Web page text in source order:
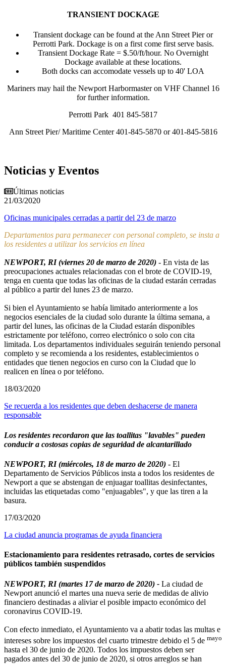
TRANSIENT DOCKAGE
Transient dockage can be found at the Ann Street Pier or
Perrotti Park. Dockage is on a first come first serve basis.
Transient Dockage Rate = $.50/ft/hour. No Overnight
Dockage available at these locations.
Both docks can accomodate vessels up to 40' LOA
Mariners may hail the Newport Harbormaster on VHF Channel 16
for further information.
Perrotti Park 401 845-5817
Ann Street Pier/ Maritime Center 401-845-5870 or 401-845-5816
Noticias y Eventos
Últimas noticias
21/03/2020
Oficinas municipales cerradas a partir del 23 de marzo
Departamentos para permanecer con personal completo, se insta a
los residentes a utilizar los servicios en línea
NEWPORT, RI (viernes 20 de marzo de 2020) - En vista de las
preocupaciones actuales relacionadas con el brote de COVID-19,
tenga en cuenta que todas las oficinas de la ciudad estarán cerradas
al público a partir del lunes 23 de marzo.
Si bien el Ayuntamiento se había limitado anteriormente a los
negocios esenciales de la ciudad solo durante la última semana, a
partir del lunes, las oficinas de la Ciudad estarán disponibles
estrictamente por teléfono, correo electrónico o solo con cita
limitada. Los departamentos individuales seguirán teniendo personal
completo y se recomienda a los residentes, establecimientos o
entidades que tienen negocios en curso con la Ciudad que lo
realicen en línea o por teléfono.
18/03/2020
Se recuerda a los residentes que deben deshacerse de manera
responsable
Los residentes recordaron que las toallitas "lavables" pueden
conducir a costosas copias de seguridad de alcantarillado
NEWPORT, RI (miércoles, 18 de marzo de 2020) - El
Departamento de Servicios Públicos insta a todos los residentes de
Newport a que se abstengan de enjuagar toallitas desinfectantes,
incluidas las etiquetadas como "enjuagables", y que las tiren a la
basura.
17/03/2020
La ciudad anuncia programas de ayuda financiera
Estacionamiento para residentes retrasado, cortes de servicios
públicos también suspendidos
NEWPORT, RI (martes 17 de marzo de 2020) - La ciudad de
Newport anunció el martes una nueva serie de medidas de alivio
financiero destinadas a aliviar el posible impacto económico del
coronavirus COVID-19.
Con efecto inmediato, el Ayuntamiento va a abatir todas las multas e
intereses sobre los impuestos del cuarto trimestre debido el 5 de mayo
hasta el 30 de junio de 2020. Todos los impuestos deben ser
pagados antes del 30 de junio de 2020, si otros arreglos se han